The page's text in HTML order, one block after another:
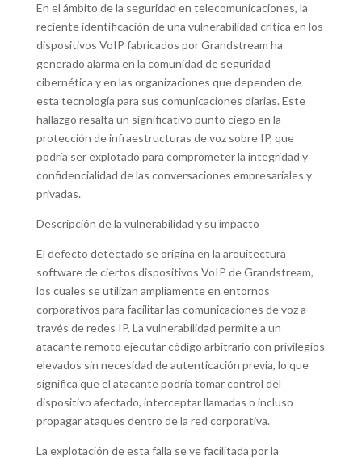
En el ámbito de la seguridad en telecomunicaciones, la
reciente identificación de una vulnerabilidad crítica en los
dispositivos VoIP fabricados por Grandstream ha
generado alarma en la comunidad de seguridad
cibernética y en las organizaciones que dependen de
esta tecnología para sus comunicaciones diarias. Este
hallazgo resalta un significativo punto ciego en la
protección de infraestructuras de voz sobre IP, que
podría ser explotado para comprometer la integridad y
confidencialidad de las conversaciones empresariales y
privadas.
Descripción de la vulnerabilidad y su impacto
El defecto detectado se origina en la arquitectura
software de ciertos dispositivos VoIP de Grandstream,
los cuales se utilizan ampliamente en entornos
corporativos para facilitar las comunicaciones de voz a
través de redes IP. La vulnerabilidad permite a un
atacante remoto ejecutar código arbitrario con privilegios
elevados sin necesidad de autenticación previa, lo que
significa que el atacante podría tomar control del
dispositivo afectado, interceptar llamadas o incluso
propagar ataques dentro de la red corporativa.
La explotación de esta falla se ve facilitada por la